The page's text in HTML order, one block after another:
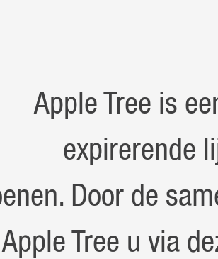
Apple Tree is
expirerende
Door de
Tree u via